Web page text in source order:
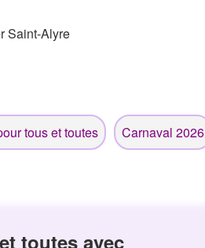
Saint-Alyre
tous et toutes Carnaval 2026
toutes avec